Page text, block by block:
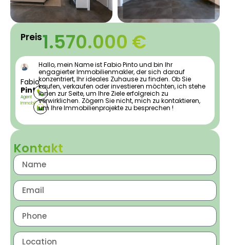
Preis1.570.000 €
Fabio
Pinto
Agent
Immobilier
Hallo, mein Name ist Fabio Pinto und bin Ihr
engagierter Immobilienmakler, der sich darauf
konzentriert, Ihr ideales Zuhause zu finden. Ob Sie
kaufen, verkaufen oder investieren möchten, ich stehe
Ihnen zur Seite, um Ihre Ziele erfolgreich zu
verwirklichen. Zögern Sie nicht, mich zu kontaktieren,
um Ihre Immobilienprojekte zu besprechen !
Kontakt